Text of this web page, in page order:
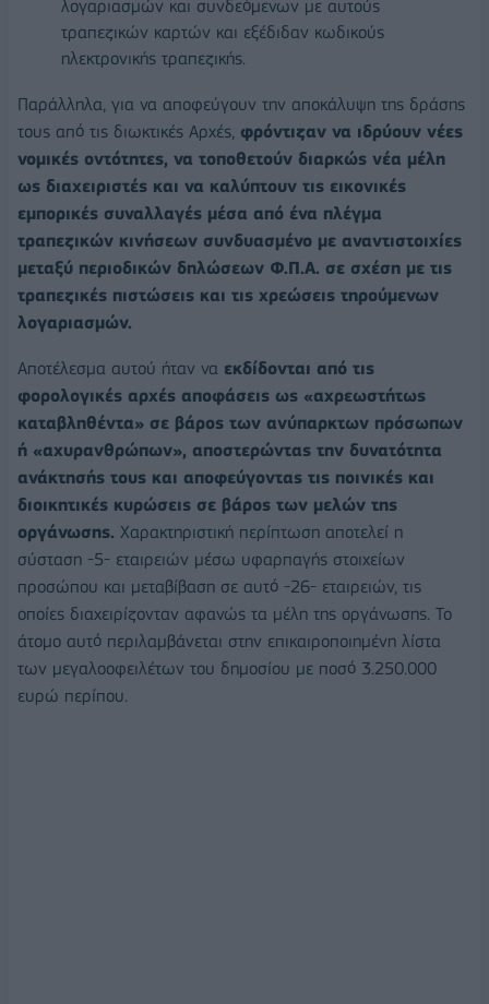
λογαριασμών και συνδεόμενων με αυτούς
τραπεζικών καρτών και εξέδιδαν κωδικούς
ηλεκτρονικής τραπεζικής.
Παράλληλα, για να αποφεύγουν την αποκάλυψη της δράσης
τους από τις διωκτικές Αρχές, φρόντιζαν να ιδρύουν νέες
νομικές οντότητες, να τοποθετούν διαρκώς νέα μέλη
ως διαχειριστές και να καλύπτουν τις εικονικές
εμπορικές συναλλαγές μέσα από ένα πλέγμα
τραπεζικών κινήσεων συνδυασμένο με αναντιστοιχίες
μεταξύ περιοδικών δηλώσεων Φ.Π.Α. σε σχέση με τις
τραπεζικές πιστώσεις και τις χρεώσεις τηρούμενων
λογαριασμών.
Αποτέλεσμα αυτού ήταν να εκδίδονται από τις
φορολογικές αρχές αποφάσεις ως «αχρεωστήτως
καταβληθέντα» σε βάρος των ανύπαρκτων πρόσωπων
ή «αχυρανθρώπων», αποστερώντας την δυνατότητα
ανάκτησής τους και αποφεύγοντας τις ποινικές και
διοικητικές κυρώσεις σε βάρος των μελών της
οργάνωσης. Χαρακτηριστική περίπτωση αποτελεί η
σύσταση -5- εταιρειών μέσω υφαρπαγής στοιχείων
προσώπου και μεταβίβαση σε αυτό -26- εταιρειών, τις
οποίες διαχειρίζονταν αφανώς τα μέλη της οργάνωσης. Το
άτομο αυτό περιλαμβάνεται στην επικαιροποιημένη λίστα
των μεγαλοοφειλέτων του δημοσίου με ποσό 3.250.000
ευρώ περίπου.